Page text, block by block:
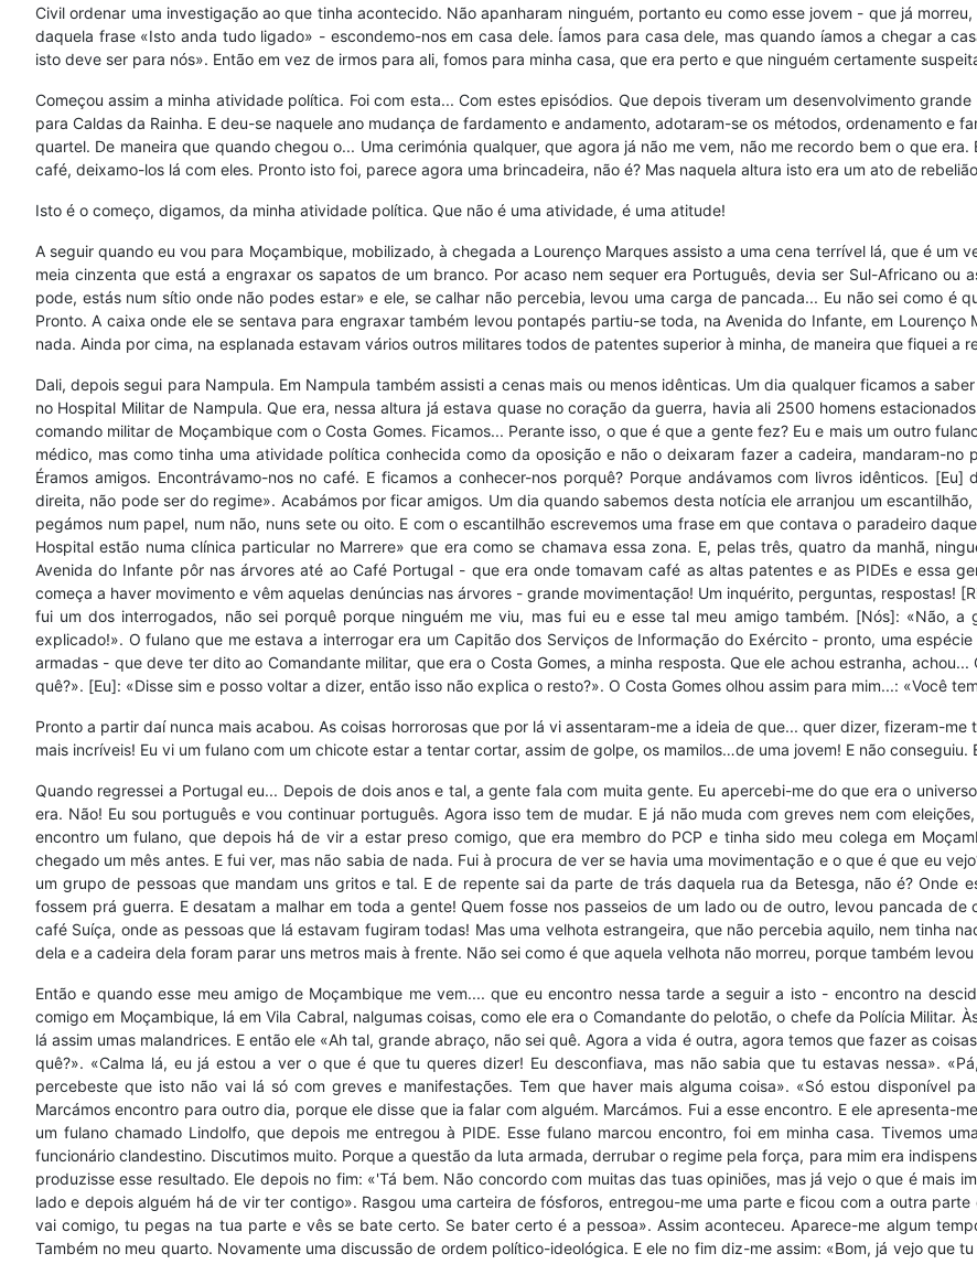
Civil ordenar uma investigação ao que tinha acontecido. Não apanharam ninguém, portanto eu como esse jovem - que já
daquela frase «Isto anda tudo ligado» - escondemo-nos em casa dele. Íamos para casa dele, mas quando íamos a chegar a
isto deve ser para nós». Então em vez de irmos para ali, fomos para minha casa, que era perto e que ninguém certamente
Começou assim a minha atividade política. Foi com esta... Com estes episódios. Que depois tiveram um desenvolvimento
para Caldas da Rainha. E deu-se naquele ano mudança de fardamento e andamento, adotaram-se os métodos, ordenamento e
quartel. De maneira que quando chegou o... Uma cerimónia qualquer, que agora já não me vem, não me recordo bem o que
café, deixamo-los lá com eles. Pronto isto foi, parece agora uma brincadeira, não é? Mas naquela altura isto era um ato de
Isto é o começo, digamos, da minha atividade política. Que não é uma atividade, é uma atitude!
A seguir quando eu vou para Moçambique, mobilizado, à chegada a Lourenço Marques assisto a uma cena terrível lá, que é um
meia cinzenta que está a engraxar os sapatos de um branco. Por acaso nem sequer era Português, devia ser Sul-Africano ou
pode, estás num sítio onde não podes estar» e ele, se calhar não percebia, levou uma carga de pancada... Eu não sei como é
Pronto. A caixa onde ele se sentava para engraxar também levou pontapés partiu-se toda, na Avenida do Infante, em
nada. Ainda por cima, na esplanada estavam vários outros militares todos de patentes superior à minha, de maneira que fiquei a
Dali, depois segui para Nampula. Em Nampula também assisti a cenas mais ou menos idênticas. Um dia qualquer ficamos a
no Hospital Militar de Nampula. Que era, nessa altura já estava quase no coração da guerra, havia ali 2500 homens
comando militar de Moçambique com o Costa Gomes. Ficamos... Perante isso, o que é que a gente fez? Eu e mais um outro
médico, mas como tinha uma atividade política conhecida como da oposição e não o deixaram fazer a cadeira, mandaram-no
Éramos amigos. Encontrávamo-nos no café. E ficamos a conhecer-nos porquê? Porque andávamos com livros idênticos.
direita, não pode ser do regime». Acabámos por ficar amigos. Um dia quando sabemos desta notícia ele arranjou um
pegámos num papel, num não, nuns sete ou oito. E com o escantilhão escrevemos uma frase em que contava o paradeiro
Hospital estão numa clínica particular no Marrere» que era como se chamava essa zona. E, pelas três, quatro da manhã,
Avenida do Infante pôr nas árvores até ao Café Portugal - que era onde tomavam café as altas patentes e as PIDEs e essa
começa a haver movimento e vêm aquelas denúncias nas árvores - grande movimentação! Um inquérito, perguntas, respostas!
fui um dos interrogados, não sei porquê porque ninguém me viu, mas fui eu e esse tal meu amigo também. [Nós]: «Não,
explicado!». O fulano que me estava a interrogar era um Capitão dos Serviços de Informação do Exército - pronto, uma
armadas - que deve ter dito ao Comandante militar, que era o Costa Gomes, a minha resposta. Que ele achou estranha,
quê?». [Eu]: «Disse sim e posso voltar a dizer, então isso não explica o resto?». O Costa Gomes olhou assim para mim...: «Você
Pronto a partir daí nunca mais acabou. As coisas horrorosas que por lá vi assentaram-me a ideia de que... quer dizer, fizeram-
mais incríveis! Eu vi um fulano com um chicote estar a tentar cortar, assim de golpe, os mamilos…de uma jovem! E não conseguiu.
Quando regressei a Portugal eu... Depois de dois anos e tal, a gente fala com muita gente. Eu apercebi-me do que era o
era. Não! Eu sou português e vou continuar português. Agora isso tem de mudar. E já não muda com greves nem com
encontro um fulano, que depois há de vir a estar preso comigo, que era membro do PCP e tinha sido meu colega em
chegado um mês antes. E fui ver, mas não sabia de nada. Fui à procura de ver se havia uma movimentação e o que é que eu
um grupo de pessoas que mandam uns gritos e tal. E de repente sai da parte de trás daquela rua da Betesga, não é? Onde
fossem prá guerra. E desatam a malhar em toda a gente! Quem fosse nos passeios de um lado ou de outro, levou pancada
café Suíça, onde as pessoas que lá estavam fugiram todas! Mas uma velhota estrangeira, que não percebia aquilo, nem tinha
dela e a cadeira dela foram parar uns metros mais à frente. Não sei como é que aquela velhota não morreu, porque também
Então e quando esse meu amigo de Moçambique me vem.... que eu encontro nessa tarde a seguir a isto - encontro na
comigo em Moçambique, lá em Vila Cabral, nalgumas coisas, como ele era o Comandante do pelotão, o chefe da Polícia Militar.
lá assim umas malandrices. E então ele «Ah tal, grande abraço, não sei quê. Agora a vida é outra, agora temos que fazer as
quê?». «Calma lá, eu já estou a ver o que é que tu queres dizer! Eu desconfiava, mas não sabia que tu estavas nessa».
percebeste que isto não vai lá só com greves e manifestações. Tem que haver mais alguma coisa». «Só estou disponível
Marcámos encontro para outro dia, porque ele disse que ia falar com alguém. Marcámos. Fui a esse encontro. E ele apresenta-
um fulano chamado Lindolfo, que depois me entregou à PIDE. Esse fulano marcou encontro, foi em minha casa. Tivemos
funcionário clandestino. Discutimos muito. Porque a questão da luta armada, derrubar o regime pela força, para mim era
produzisse esse resultado. Ele depois no fim: «'Tá bem. Não concordo com muitas das tuas opiniões, mas já vejo o que é mais
lado e depois alguém há de vir ter contigo». Rasgou uma carteira de fósforos, entregou-me uma parte e ficou com a outra
vai comigo, tu pegas na tua parte e vês se bate certo. Se bater certo é a pessoa». Assim aconteceu. Aparece-me algum
Também no meu quarto. Novamente uma discussão de ordem político-ideológica. E ele no fim diz-me assim: «Bom, já vejo que